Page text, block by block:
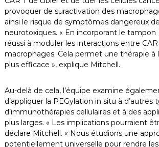
provoquer de suractivation des
ainsi le risque de symptômes dangereux
neurotoxiques. « En incorporant le tampon
réussi à moduler les interactions entre
macrophages. Cela permet une thérapie à
plus efficace », explique Mitchell.
Au-delà de cela, l’équipe examine
d’appliquer la PEGylation in situ à d’autres
d’immunothérapies cellulaires et à des
plus larges. « Les implications pourraient
déclare Mitchell. « Nous étudions une
potentiellement universelle pour rendre